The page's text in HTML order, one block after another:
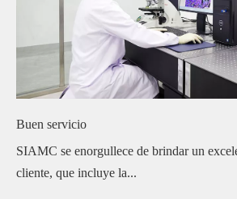
Buen servicio
SIAMC se enorgullece de brindar un
cliente, que incluye la...